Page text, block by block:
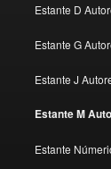
Estante D
Estante G
Estante J
Estante M
Estante